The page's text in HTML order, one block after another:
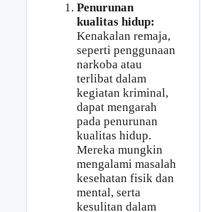
Penurunan
kualitas hidup:
Kenakalan remaja,
seperti penggunaan
narkoba atau
terlibat dalam
kegiatan kriminal,
dapat mengarah
pada penurunan
kualitas hidup.
Mereka mungkin
mengalami masalah
kesehatan fisik dan
mental, serta
kesulitan dalam